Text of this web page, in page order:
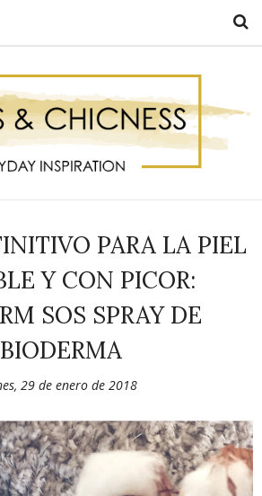
PARA LA PIEL
Y CON PICOR:
SOS SPRAY DE
BIODERMA
29 de enero de 2018